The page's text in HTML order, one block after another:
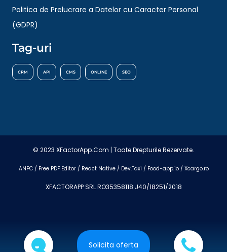
Solicita oferta
Politica de Prelucrare a Datelor cu Caracter Personal
(GDPR)
Tag-uri
CRM API CMS ONLINE SEO
© 2023 XFactorApp.Com | Toate Drepturile Rezervate.
ANPC / Free PDF Editor / React Native / Dev.Taxi / Food-app.io / Xcargo.ro
XFACTORAPP SRL RO35358118 J40/18251/2018